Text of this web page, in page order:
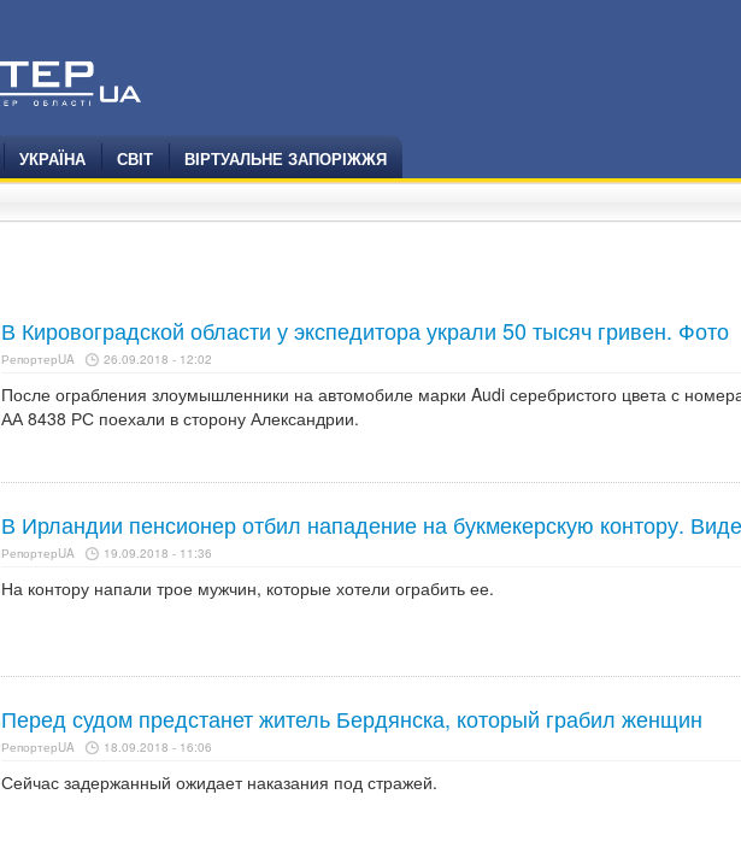
УКРАЇНА СВІТ ВІРТУАЛЬНЕ ЗАПОРІЖЖЯ
В Кировоградской области у экспедитора украли 50 тысяч гривен. Фото
РепортерUA 26.09.2018 - 12:02
После ограбления злоумышленники на автомобиле марки Audi серебристого цвета с
АА 8438 РС поехали в сторону Александрии.
В Ирландии пенсионер отбил нападение на букмекерскую контору.
РепортерUA 19.09.2018 - 11:36
На контору напали трое мужчин, которые хотели ограбить ее.
Перед судом предстанет житель Бердянска, который грабил женщин
РепортерUA 18.09.2018 - 16:06
Сейчас задержанный ожидает наказания под стражей.